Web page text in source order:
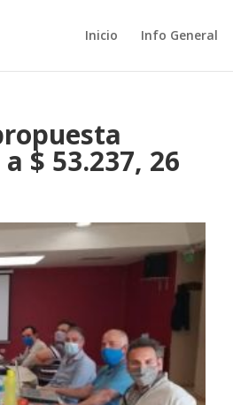
Inicio Info General
$ 53.237, 26